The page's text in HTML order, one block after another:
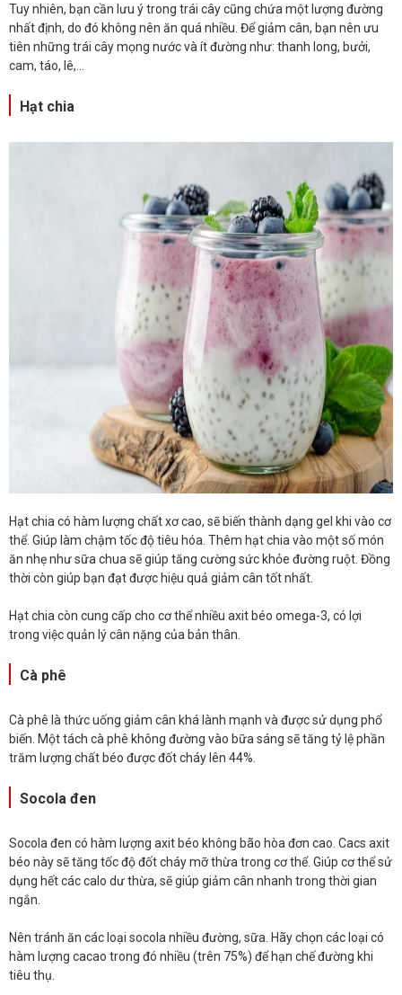
Tuy nhiên, bạn cần lưu ý trong trái cây cũng chứa một lượng đường
nhất định, do đó không nên ăn quá nhiều. Để giảm cân, bạn nên ưu
tiên những trái cây mọng nước và ít đường như: thanh long, bưởi,
cam, táo, lê,...
Hạt chia
Hạt chia có hàm lượng chất xơ cao, sẽ biến thành dạng gel khi vào cơ
thể. Giúp làm chậm tốc độ tiêu hóa. Thêm hạt chia vào một số món
ăn nhẹ như sữa chua sẽ giúp tăng cường sức khỏe đường ruột. Đồng
thời còn giúp bạn đạt được hiệu quả giảm cân tốt nhất.
Hạt chia còn cung cấp cho cơ thể nhiều axit béo omega-3, có lợi
trong việc quản lý cân nặng của bản thân.
Cà phê
Cà phê là thức uống giảm cân khá lành mạnh và được sử dụng phổ
biến. Một tách cà phê không đường vào bữa sáng sẽ tăng tỷ lệ phần
trăm lượng chất béo được đốt cháy lên 44%.
Socola đen
Socola đen có hàm lượng axit béo không bão hòa đơn cao. Cacs axit
béo này sẽ tăng tốc độ đốt cháy mỡ thừa trong cơ thể. Giúp cơ thể sử
dụng hết các calo dư thừa, sẽ giúp giảm cân nhanh trong thời gian
ngắn.
Nên tránh ăn các loại socola nhiều đường, sữa. Hãy chọn các loại có
hàm lượng cacao trong đó nhiều (trên 75%) để hạn chế đường khi
tiêu thụ.